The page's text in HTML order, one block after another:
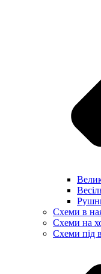
Схеми в
Схеми на
Схеми під